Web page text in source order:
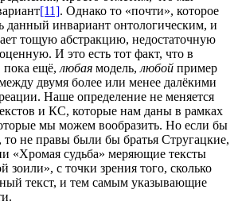
[11]. Однако то «почти», которое
данный инвариант онтологическим, и
тощую абстракцию, недостаточную
И это есть тот факт, что в
ещё, любая модель, любой пример
двумя более или менее далёкими
Наше определение не меняется
и КС, которые нам даны в рамках
мы можем вообразить. Но если бы
то не правы были бы братья Стругацкие,
«Хромая судьба» меряющие тексты
зоили», с точки зрения того, сколько
текст, и тем самым указывающие